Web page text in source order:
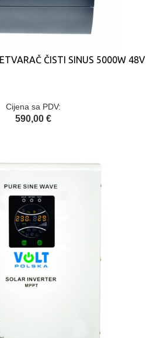
ČISTI SINUS 5000W 48V
Cijena sa PDV:
590,00 €